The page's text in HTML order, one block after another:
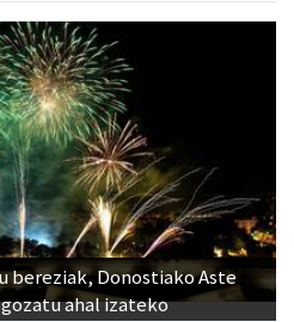
bereziak, Donostiako Aste
ahal izateko